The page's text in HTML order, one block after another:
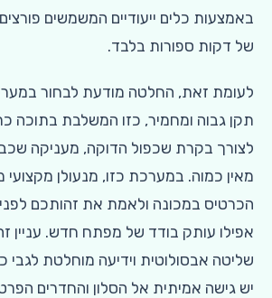
באמצעות כלים ייעודיים המשמשים
של דקות ספורות בלבד.
לעומת זאת, החלטה מודעת לבחור
תקן גבוה ומחמיר, כזו המשלבת בתוכה
לצורך בקרת שכפול הדוקה, מעניקה
מאין כמוה. במערכת כזו, מנעולן מקצועי
הכרטיס במכונה ולאמת את זהותכם
אפילו עותק בודד של מפתח חדש. עניין
שליטה אבסולוטית וידיעה מוחלטת
יש גישה אמיתית אל הסלון והחדרים